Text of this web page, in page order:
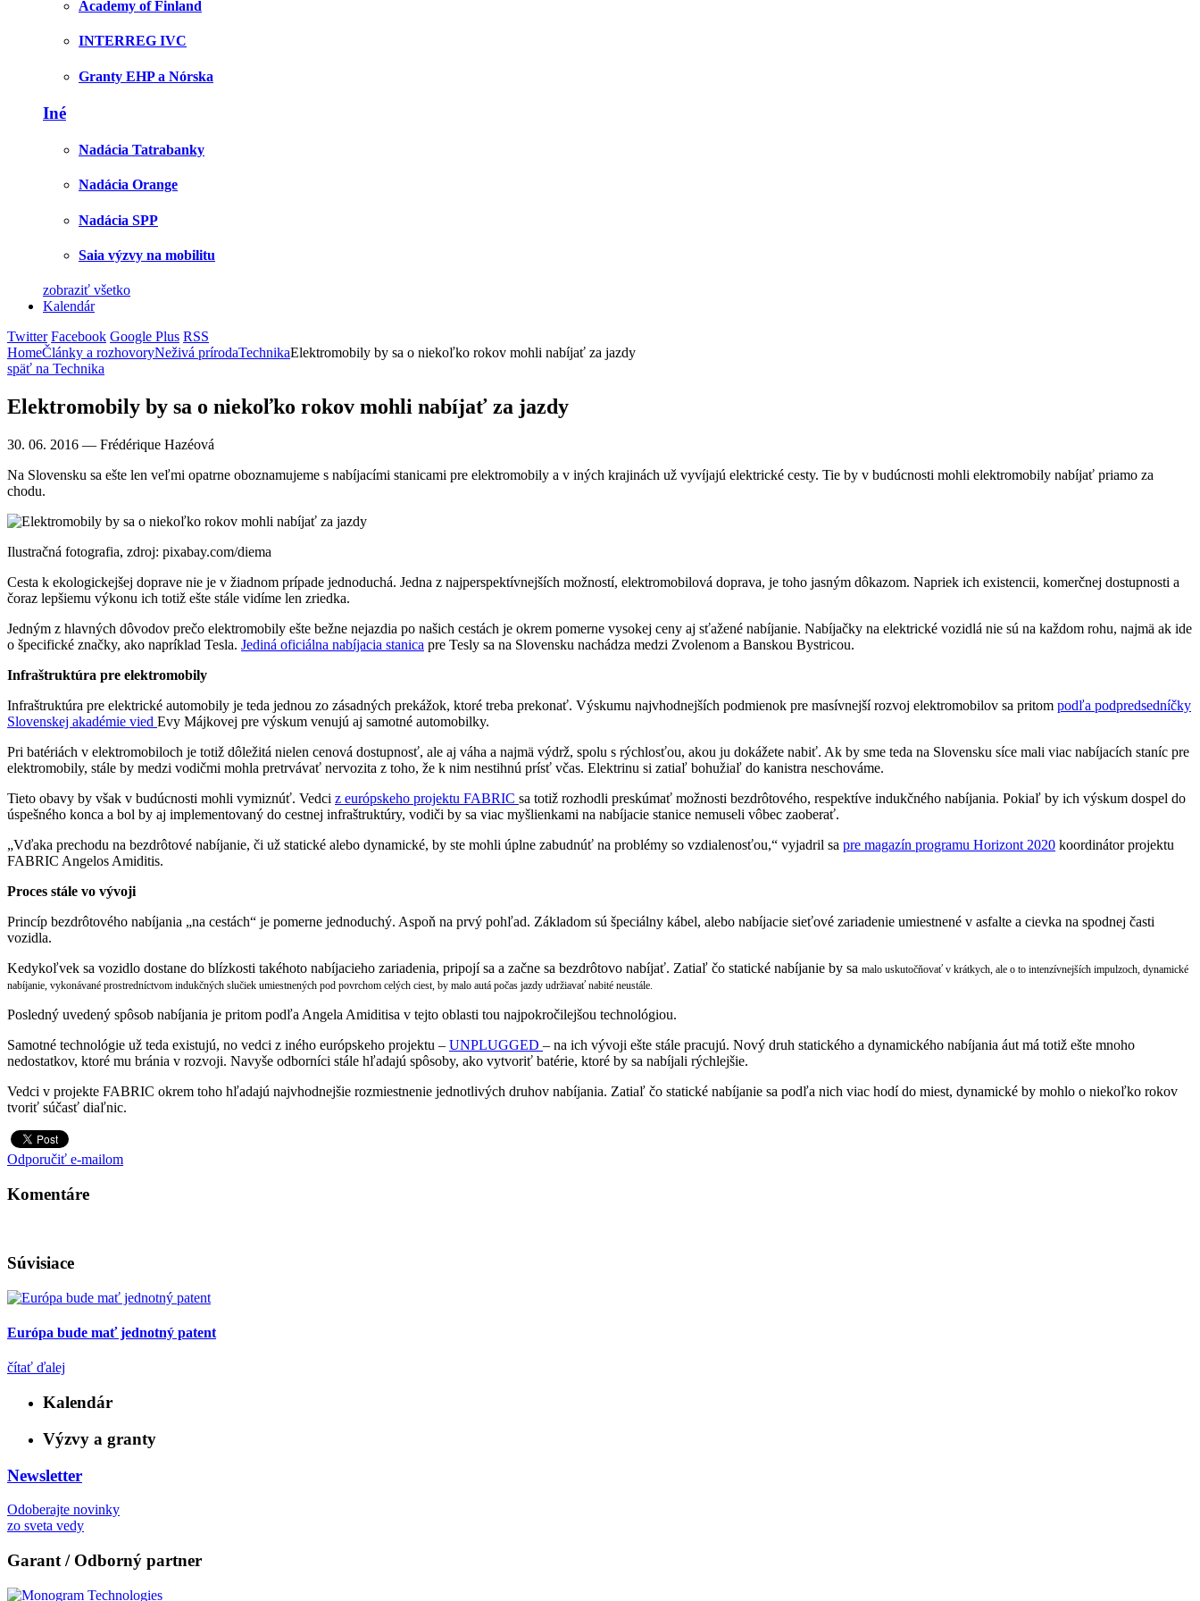
Academy of Finland
INTERREG IVC
Granty EHP a Nórska
Iné
Nadácia Tatrabanky
Nadácia Orange
Nadácia SPP
Saia výzvy na mobilitu
zobraziť všetko
Kalendár
Twitter Facebook Google Plus RSS
HomeČlánky a rozhovoryNeživá prírodaTechnikaElektromobily by sa o niekoľko rokov mohli nabíjať za jazdy
späť na Technika
Elektromobily by sa o niekoľko rokov mohli nabíjať za jazdy
30. 06. 2016 — Frédérique Hazéová
Na Slovensku sa ešte len veľmi opatrne oboznamujeme s nabíjacími stanicami pre elektromobily a v iných krajinách už vyvíjajú elektrické cesty. Tie by v budúcnosti mohli elektromobily nabíjať priamo za
chodu.
Ilustračná fotografia, zdroj: pixabay.com/diema
Cesta k ekologickejšej doprave nie je v žiadnom prípade jednoduchá. Jedna z najperspektívnejších možností, elektromobilová doprava, je toho jasným dôkazom. Napriek ich existencii, komerčnej dostupnosti a
čoraz lepšiemu výkonu ich totiž ešte stále vidíme len zriedka.
Jedným z hlavných dôvodov prečo elektromobily ešte bežne nejazdia po našich cestách je okrem pomerne vysokej ceny aj sťažené nabíjanie. Nabíjačky na elektrické vozidlá nie sú na každom rohu, najmä ak ide
o špecifické značky, ako napríklad Tesla. Jediná oficiálna nabíjacia stanica pre Tesly sa na Slovensku nachádza medzi Zvolenom a Banskou Bystricou.
Infraštruktúra pre elektromobily
Infraštruktúra pre elektrické automobily je teda jednou zo zásadných prekážok, ktoré treba prekonať. Výskumu najvhodnejších podmienok pre masívnejší rozvoj elektromobilov sa pritom podľa podpredsedníčky
Slovenskej akadémie vied Evy Májkovej pre výskum venujú aj samotné automobilky.
Pri batériách v elektromobiloch je totiž dôležitá nielen cenová dostupnosť, ale aj váha a najmä výdrž, spolu s rýchlosťou, akou ju dokážete nabiť. Ak by sme teda na Slovensku síce mali viac nabíjacích staníc pre
elektromobily, stále by medzi vodičmi mohla pretrvávať nervozita z toho, že k nim nestihnú prísť včas. Elektrinu si zatiaľ bohužiaľ do kanistra neschováme.
Tieto obavy by však v budúcnosti mohli vymiznúť. Vedci z európskeho projektu FABRIC sa totiž rozhodli preskúmať možnosti bezdrôtového, respektíve indukčného nabíjania. Pokiaľ by ich výskum dospel do
úspešného konca a bol by aj implementovaný do cestnej infraštruktúry, vodiči by sa viac myšlienkami na nabíjacie stanice nemuseli vôbec zaoberať.
„Vďaka prechodu na bezdrôtové nabíjanie, či už statické alebo dynamické, by ste mohli úplne zabudnúť na problémy so vzdialenosťou,“ vyjadril sa pre magazín programu Horizont 2020 koordinátor projektu
FABRIC Angelos Amiditis.
Proces stále vo vývoji
Princíp bezdrôtového nabíjania „na cestách“ je pomerne jednoduchý. Aspoň na prvý pohľad. Základom sú špeciálny kábel, alebo nabíjacie sieťové zariadenie umiestnené v asfalte a cievka na spodnej časti
vozidla.
Kedykoľvek sa vozidlo dostane do blízkosti takéhoto nabíjacieho zariadenia, pripojí sa a začne sa bezdrôtovo nabíjať. Zatiaľ čo statické nabíjanie by sa malo uskutočňovať v krátkych, ale o to intenzívnejších impulzoch, dynamické
nabíjanie, vykonávané prostredníctvom indukčných slučiek umiestnených pod povrchom celých ciest, by malo autá počas jazdy udržiavať nabité neustále.
Posledný uvedený spôsob nabíjania je pritom podľa Angela Amiditisa v tejto oblasti tou najpokročilejšou technológiou.
Samotné technológie už teda existujú, no vedci z iného európskeho projektu – UNPLUGGED – na ich vývoji ešte stále pracujú. Nový druh statického a dynamického nabíjania áut má totiž ešte mnoho
nedostatkov, ktoré mu bránia v rozvoji. Navyše odborníci stále hľadajú spôsoby, ako vytvoriť batérie, ktoré by sa nabíjali rýchlejšie.
Vedci v projekte FABRIC okrem toho hľadajú najvhodnejšie rozmiestnenie jednotlivých druhov nabíjania. Zatiaľ čo statické nabíjanie sa podľa nich viac hodí do miest, dynamické by mohlo o niekoľko rokov
tvoriť súčasť diaľnic.
Odporučiť e-mailom
Komentáre
Súvisiace
Európa bude mať jednotný patent
čítať ďalej
Kalendár
Výzvy a granty
Newsletter
Odoberajte novinky
zo sveta vedy
Garant / Odborný partner